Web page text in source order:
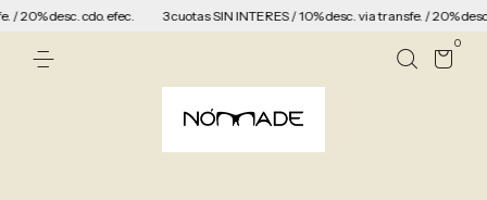
cdo. efec. 3 cuotas SIN INTERES / 10% desc. via transfe. / 20% desc. cdo.
0